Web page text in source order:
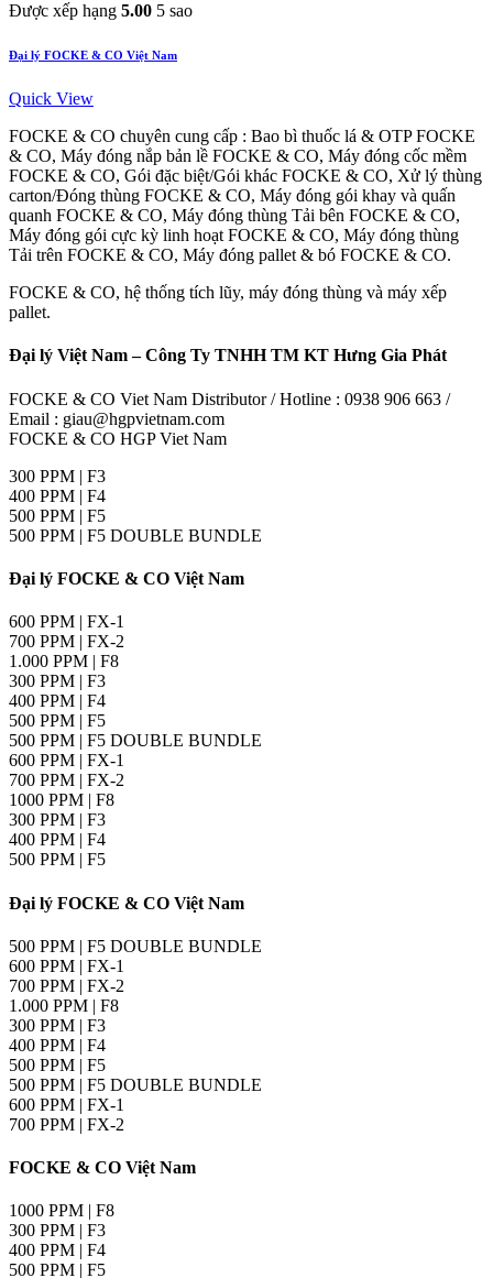
Được xếp hạng 5.00 5 sao
Đại lý FOCKE & CO Việt Nam
Quick View
FOCKE & CO chuyên cung cấp : Bao bì thuốc lá & OTP FOCKE
& CO, Máy đóng nắp bản lề FOCKE & CO, Máy đóng cốc mềm
FOCKE & CO, Gói đặc biệt/Gói khác FOCKE & CO, Xử lý thùng
carton/Đóng thùng FOCKE & CO, Máy đóng gói khay và quấn
quanh FOCKE & CO, Máy đóng thùng Tải bên FOCKE & CO,
Máy đóng gói cực kỳ linh hoạt FOCKE & CO, Máy đóng thùng
Tải trên FOCKE & CO, Máy đóng pallet & bó FOCKE & CO.
FOCKE & CO, hệ thống tích lũy, máy đóng thùng và máy xếp
pallet.
Đại lý Việt Nam – Công Ty TNHH TM KT Hưng Gia Phát
FOCKE & CO Viet Nam Distributor / Hotline : 0938 906 663 /
Email : giau@hgpvietnam.com
FOCKE & CO HGP Viet Nam
300 PPM | F3
400 PPM | F4
500 PPM | F5
500 PPM | F5 DOUBLE BUNDLE
Đại lý FOCKE & CO Việt Nam
600 PPM | FX-1
700 PPM | FX-2
1.000 PPM | F8
300 PPM | F3
400 PPM | F4
500 PPM | F5
500 PPM | F5 DOUBLE BUNDLE
600 PPM | FX-1
700 PPM | FX-2
1000 PPM | F8
300 PPM | F3
400 PPM | F4
500 PPM | F5
Đại lý FOCKE & CO Việt Nam
500 PPM | F5 DOUBLE BUNDLE
600 PPM | FX-1
700 PPM | FX-2
1.000 PPM | F8
300 PPM | F3
400 PPM | F4
500 PPM | F5
500 PPM | F5 DOUBLE BUNDLE
600 PPM | FX-1
700 PPM | FX-2
FOCKE & CO Việt Nam
1000 PPM | F8
300 PPM | F3
400 PPM | F4
500 PPM | F5